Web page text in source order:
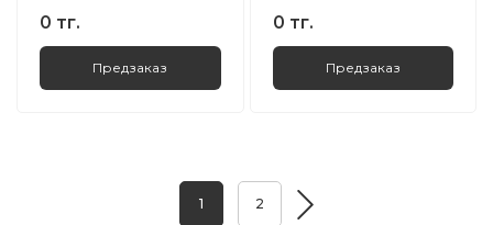
0 тг.
Предзаказ
0 тг.
Предзаказ
1 2